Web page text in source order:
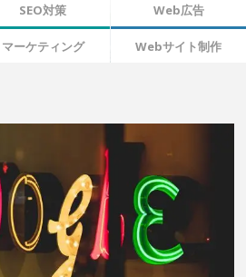
SEO対策 Web広告
マーケティング Webサイト制作